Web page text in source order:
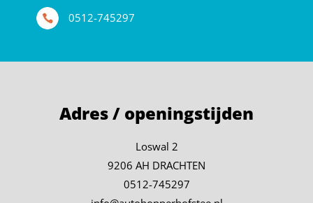
0512-745297
Adres / openingstijden
Loswal 2
9206 AH DRACHTEN
0512-745297